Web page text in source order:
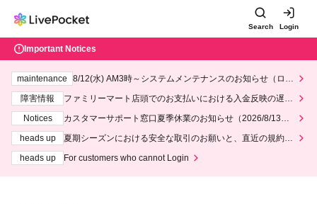
Search Login
Important Notices
maintenance
8/12(水) AM3時～システムメンテナンスのお知らせ（ロー
障害情報
ファミリーマート店頭でのお支払いにおける入金反映の遅延
Notices
カスタマーサポート窓口夏季休業のお知らせ（2026/8/13～2
heads up
夏期シーズンにおける安全な取引のお願いと、直近の規約違
heads up
For customers who cannot Login